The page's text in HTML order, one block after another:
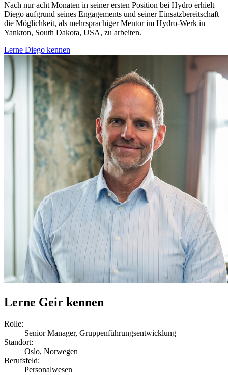
Nach nur acht Monaten in seiner ersten Position bei Hydro erhielt
Diego aufgrund seines Engagements und seiner Einsatzbereitschaft
die Möglichkeit, als mehrsprachiger Mentor im Hydro-Werk in
Yankton, South Dakota, USA, zu arbeiten.
Lerne Diego kennen
Lerne Geir kennen
Rolle:
Senior Manager, Gruppenführungsentwicklung
Standort:
Oslo, Norwegen
Berufsfeld:
Personalwesen